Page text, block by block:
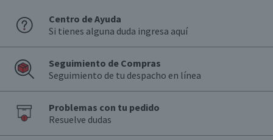
Centro de Ayuda
Si tienes alguna duda ingresa aquí
Seguimiento de Compras
Seguimiento de tu despacho en línea
Problemas con tu pedido
Resuelve dudas